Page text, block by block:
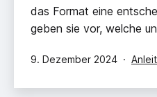
das Format eine
geben sie vor, welche
Veröffentlicht
9. Dezember 2024